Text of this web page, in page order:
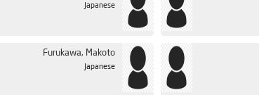
Japanese
Furukawa, Makoto
Japanese